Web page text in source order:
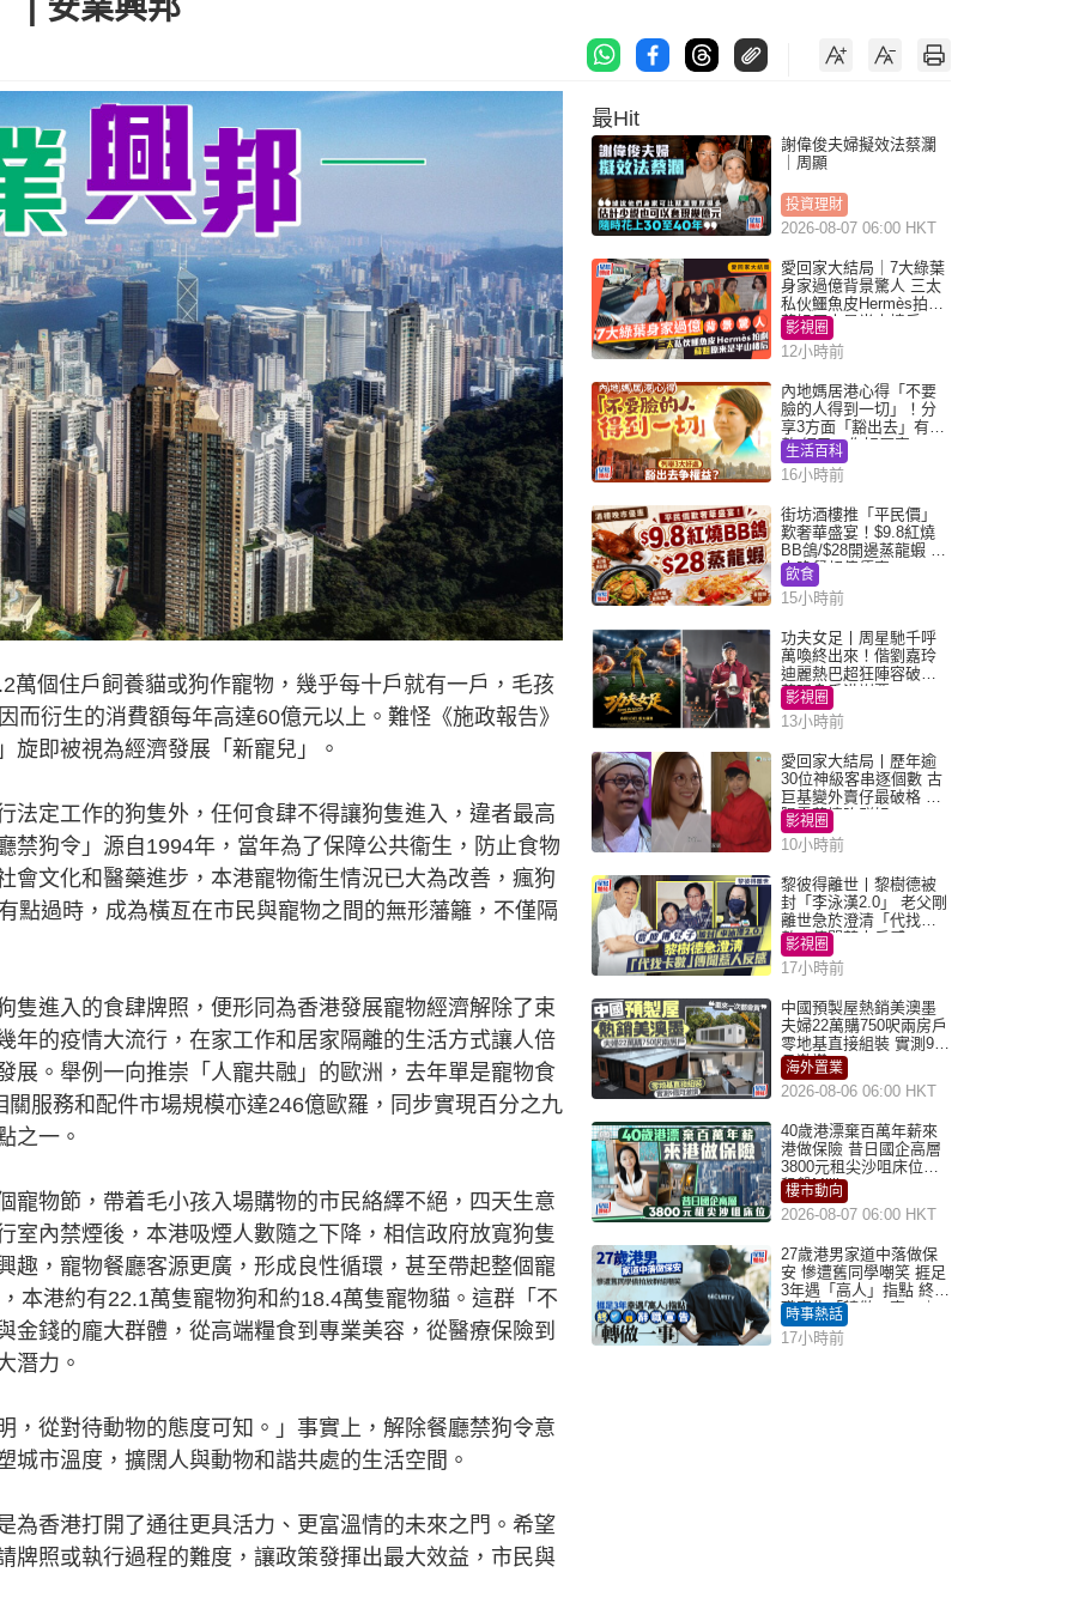
| 安業興邦
萬個住戶飼養貓或狗作寵物，幾乎每十戶就有一戶，毛孩
而衍生的消費額每年高達60億元以上。難怪《施政報告》
旋即被視為經濟發展「新寵兒」。
工作的狗隻外，任何食肆不得讓狗隻進入，違者最高
禁狗令」源自1994年，當年為了保障公共衞生，防止食物
會文化和醫藥進步，本港寵物衞生情況已大為改善，瘋狗
點過時，成為橫亙在市民與寵物之間的無形藩籬，不僅隔
入的食肆牌照，便形同為香港發展寵物經濟解除了束
年的疫情大流行，在家工作和居家隔離的生活方式讓人倍
展。舉例一向推崇「人寵共融」的歐洲，去年單是寵物食
服務和配件市場規模亦達246億歐羅，同步實現百分之九
之一。
節，帶着毛小孩入場購物的市民絡繹不絕，四天生意
室內禁煙後，本港吸煙人數隨之下降，相信政府放寬狗隻
趣，寵物餐廳客源更廣，形成良性循環，甚至帶起整個寵
本港約有22.1萬隻寵物狗和約18.4萬隻寵物貓。這群「不
錢的龐大群體，從高端糧食到專業美容，從醫療保險到
潛力。
對待動物的態度可知。」事實上，解除餐廳禁狗令意
市溫度，擴闊人與動物和諧共處的生活空間。
港打開了通往更具活力、更富溫情的未來之門。希望
牌照或執行過程的難度，讓政策發揮出最大效益，市民與
最Hit
謝偉俊夫婦擬效法蔡瀾
｜周顯
投資理財
2026-08-07 06:00 HKT
愛回家大結局｜7大綠葉
身家過億背景驚人 三太
私伙鱷魚皮Hermès拍劇
蘇姐原來是半山樓后
影視圈
12小時前
內地媽居港心得「不要
臉的人得到一切」！分
享3方面「豁出去」有著
數 網民：你好厲害
生活百科
16小時前
街坊酒樓推「平民價」
歎奢華盛宴！$9.8紅燒
BB鴿/$28開邊蒸龍蝦 3
大晚餐超值優惠
飲食
15小時前
功夫女足丨周星馳千呼
萬喚終出來！偕劉嘉玲
迪麗熱巴超狂陣容破天
荒現身香港謝票
影視圈
13小時前
愛回家大結局丨歷年逾
30位神級客串逐個數 古
巨基變外賣仔最破格 歐
陽震華情陷群姐
影視圈
10小時前
黎彼得離世丨黎樹德被
封「李泳漢2.0」 老父剛
離世急於澄清「代找卡
數」傳聞惹人反感
影視圈
17小時前
中國預製屋熱銷美澳墨
夫婦22萬購750呎兩房戶
零地基直接組裝 實測9個
月激讚
海外置業
2026-08-06 06:00 HKT
40歲港漂棄百萬年薪來
港做保險 昔日國企高層
3800元租尖沙咀床位｜
租盤Million
樓市動向
2026-08-07 06:00 HKT
27歲港男家道中落做保
安 慘遭舊同學嘲笑 捱足
3年遇「高人」指點 終辭
職宣告「轉做一事」｜
Juicy叮
時事熱話
17小時前